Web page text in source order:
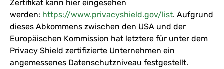
Zertifikat kann hier eingesehen
werden: https://www.privacyshield.gov/list. Aufgrund
dieses Abkommens zwischen den USA und der
Europäischen Kommission hat letztere für unter dem
Privacy Shield zertifizierte Unternehmen ein
angemessenes Datenschutzniveau festgestellt.